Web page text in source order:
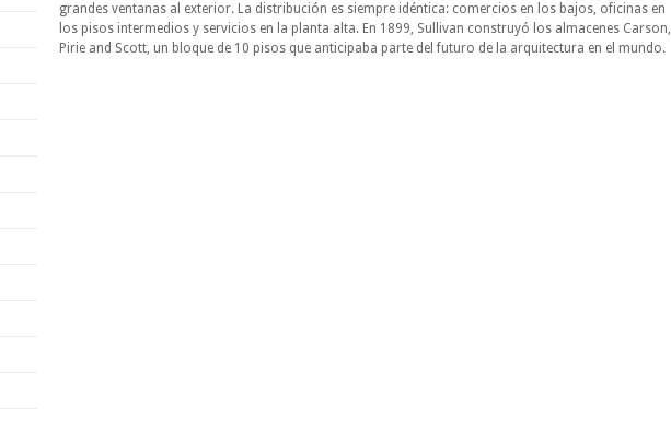
grandes ventanas al exterior. La distribución es siempre idéntica: comercios en los bajos, oficinas en
los pisos intermedios y servicios en la planta alta. En 1899, Sullivan construyó los almacenes Carson,
Pirie and Scott, un bloque de 10 pisos que anticipaba parte del futuro de la arquitectura en el mundo.